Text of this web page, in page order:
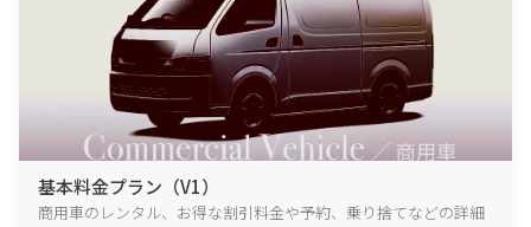
基本料金プラン（V1）
商用車のレンタル、お得な割引料金や予約、乗り捨てなどの詳細